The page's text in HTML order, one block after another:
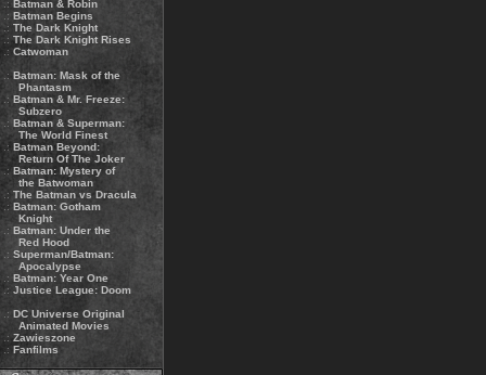
.: Batman & Robin
.: Batman Begins
.: The Dark Knight
.: The Dark Knight Rises
.: Catwoman
.:Batman: Mask of the
Phantasm
.: Batman & Mr. Freeze:
Subzero
.: Batman & Superman:
The World Finest
.: Batman Beyond:
Return Of The Joker
.: Batman: Mystery of
the Batwoman
.: The Batman vs Dracula
.: Batman: Gotham
Knight
.: Batman: Under the
Red Hood
.: Superman/Batman:
Apocalypse
.: Batman: Year One
.: Justice League: Doom
.: DC Universe Original
Animated Movies
.: Zawieszone
.: Fanfilms